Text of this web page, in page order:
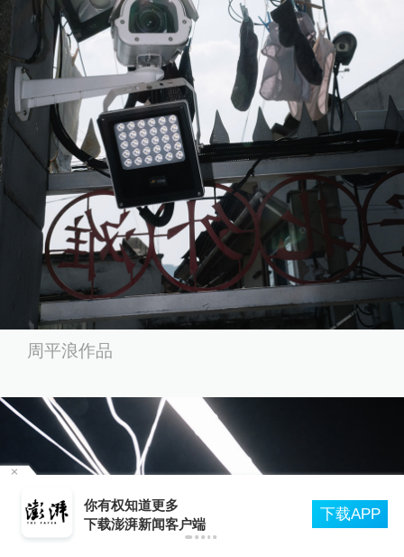
周平浪作品
王兴兴：登陆资本市场是全新的起点，积极探索
人形机器人、机甲等更多产品形态